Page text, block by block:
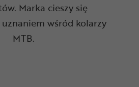
Marka cieszy się
wśród kolarzy
MTB.